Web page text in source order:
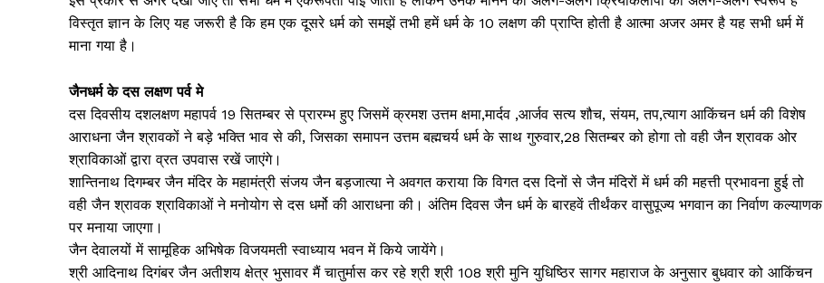
Jagruk Janta
Vishwasniya Hindi
Company
विस्तृत ज्ञान के लिए यह जरूरी है कि हम एक दूसरे धर्म को समझें तभी हमें धर्म के 10 लक्षण की प्राप्ति होती है आत्मा अजर अमर है यह सभी धर्म में
माना गया है।
जैनधर्म के दस लक्षण पर्व मे
दस दिवसीय दशलक्षण महापर्व 19 सितम्बर से प्रारम्भ हुए जिसमें क्रमश उत्तम क्षमा,मार्दव ,आर्जव सत्य शौच, संयम, तप,त्याग आकिंचन धर्म की विशेष
आराधना जैन श्रावकों ने बड़े भक्ति भाव से की, जिसका समापन उत्तम बह्मचर्य धर्म के साथ गुरुवार,28 सितम्बर को होगा तो वही जैन श्रावक ओर
श्राविकाओं द्वारा व्रत उपवास रखें जाएंगे।
शान्तिनाथ दिगम्बर जैन मंदिर के महामंत्री संजय जैन बड़जात्या ने अवगत कराया कि विगत दस दिनों से जैन मंदिरों में धर्म की महत्ती प्रभावना हुई तो
वही जैन श्रावक श्राविकाओं ने मनोयोग से दस धर्मो की आराधना की। अंतिम दिवस जैन धर्म के बारहवें तीर्थंकर वासुपूज्य भगवान का निर्वाण कल्याणक
पर मनाया जाएगा।
जैन देवालयों में सामूहिक अभिषेक विजयमती स्वाध्याय भवन में किये जायेंगे।
श्री आदिनाथ दिगंबर जैन अतीशय क्षेत्र भुसावर मैं चातुर्मास कर रहे श्री श्री 108 श्री मुनि युधिष्ठिर सागर महाराज के अनुसार बुधवार को आकिंचन